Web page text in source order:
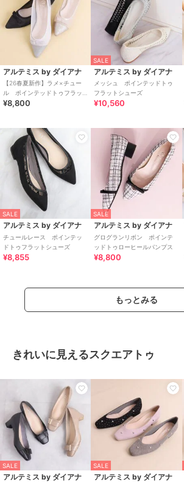
アルテミス by ダイアナ
【26春夏新作】ラメ×チュー
ル ポインテッドトゥフラッ
トシューズ
¥8,800
SALE
アルテミス by ダイアナ
メッシュ ポインテッドトゥ
フラットシューズ
¥10,560
SALE
アルテミス by ダイアナ
チュールレース ポインテッ
ドトゥフラットシューズ
¥8,855
SALE
アルテミス by ダイアナ
グログランリボン ポインテ
ッドトゥローヒールパンプス
¥8,800
もっとみる
きれいに見えるスクエアトゥ
SALE
アルテミス by ダイアナ
SALE
アルテミス by ダイアナ